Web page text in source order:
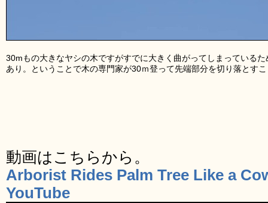
30mもの大きなヤシの木ですがすでに大きく曲がってしまっている
あり。ということで木の専門家が30ｍ登って先端部分を切り落と
動画はこちらから。
Arborist Rides Palm Tree Like a
YouTube